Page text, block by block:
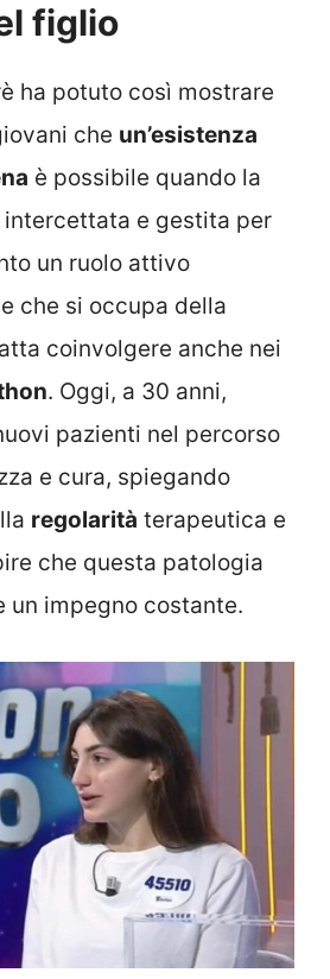
figlio
ha potuto così mostrare
che un’esistenza
è possibile quando la
e gestita per
un ruolo attivo
che si occupa della
coinvolgere anche nei
. Oggi, a 30 anni,
pazienti nel percorso
e cura, spiegando
regolarità terapeutica e
che questa patologia
un impegno costante.